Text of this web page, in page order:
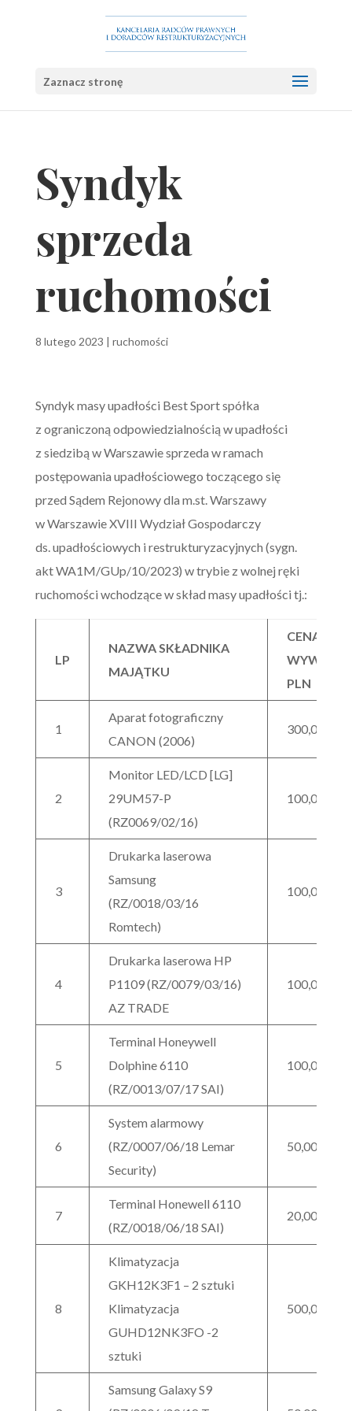
Zaznacz stronę
Syndyk
sprzeda
ruchomości
8 lutego 2023 | ruchomości
Syndyk masy upadłości Best Sport spółka
z ograniczoną odpowiedzialnością w upadłości
z siedzibą w Warszawie sprzeda w ramach
postępowania upadłościowego toczącego się
przed Sądem Rejonowy dla m.st. Warszawy
w Warszawie XVIII Wydział Gospodarczy
ds. upadłościowych i restrukturyzacyjnych (sygn.
akt WA1M/GUp/10/2023) w trybie z wolnej ręki
ruchomości wchodzące w skład masy upadłości tj.:
LP
NAZWA SKŁADNIKA
MAJĄTKU
CENA
PLN
1
Aparat fotograficzny
CANON (2006)
300,00
2
Monitor LED/LCD [LG]
29UM57-P
(RZ0069/02/16)
100,00
3
Drukarka laserowa
Samsung
(RZ/0018/03/16
Romtech)
100,00
4
Drukarka laserowa HP
P1109 (RZ/0079/03/16)
AZ TRADE
100,00
5
Terminal Honeywell
Dolphine 6110
(RZ/0013/07/17 SAI)
100,00
6
System alarmowy
(RZ/0007/06/18 Lemar
Security)
50,00
7
Terminal Honewell 6110
(RZ/0018/06/18 SAI)
20,00
8
Klimatyzacja
GKH12K3F1 – 2 sztuki
Klimatyzacja
GUHD12NK3FO -2
sztuki
500,00
Samsung Galaxy S9